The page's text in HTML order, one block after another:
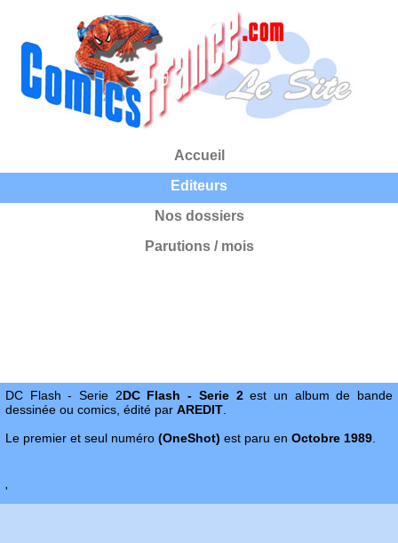
Accueil
Editeurs
Nos dossiers
Parutions / mois
DC Flash - Serie 2DC Flash - Serie 2est un album de bande
dessinée ou comics, édité par AREDIT
Le premier et seul numéro (OneShot) est paru en Octobre 1989
'